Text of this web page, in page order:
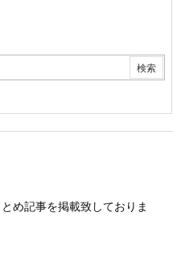
め記事を掲載致しておりま